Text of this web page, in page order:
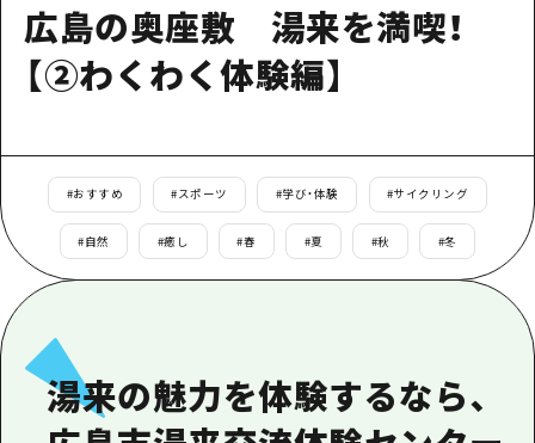
ショッピング
スポーツ
学び・体験
定番
自然
安芸
備後
芸北
宮島周辺
山口県東部
日帰り
半日
備後
備北
宮島周辺
山口県東部
愛媛県
お役立ち情報
お役立ち情報一覧
二次交通まとめ
施設の混雑状況のお知らせ
HIROSHIMA FREE Wi-Fi
HOME
新着情報
お問い合わせ
広島の奥座敷 湯来を満喫！
【②わくわく体験編】
#おすすめ #スポーツ #学び・体験 #サイクリング
#自然 #癒し #春 #夏 #秋 #冬
湯来の魅力を体験するなら、